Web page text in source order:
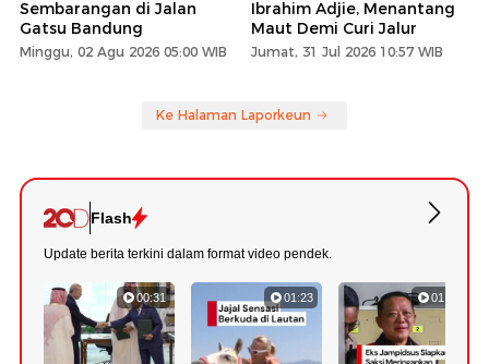
Sembarangan di Jalan
Gatsu Bandung
Minggu, 02 Agu 2026 05:00 WIB
Ibrahim Adjie, Menantang
Maut Demi Curi Jalur
Jumat, 31 Jul 2026 10:57 WIB
Ke Halaman Laporkeun
Flash
Update berita terkini dalam format video pendek.
00:31 01:23 01:22